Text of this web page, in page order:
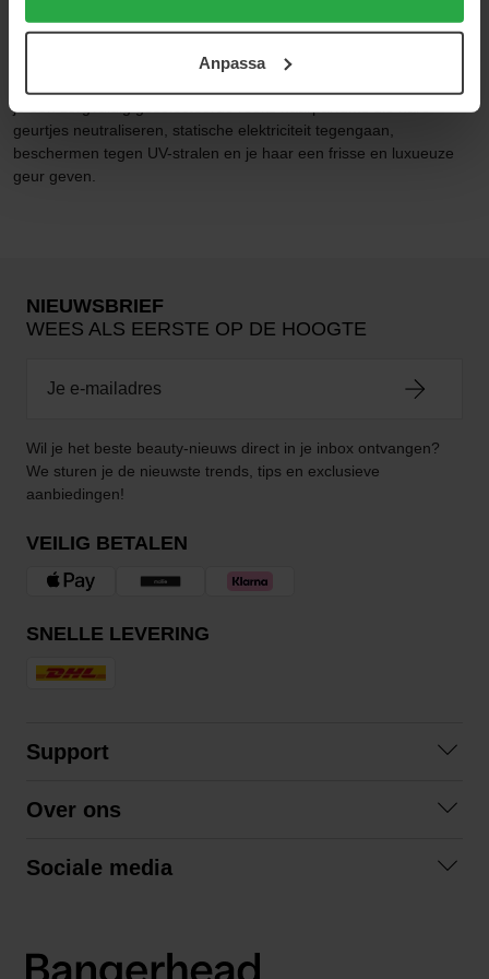
användningen av cookies. Du kan när som helst återkalla
samt vår Integritetspolicy.Anpassa
perfect is om slijtage door zonnestralen tegen te gaan.
Tip! Als je een mildere geur wilt, kun je je haarparfum ook als body
je een zorgvuldig geselecteerde reeks haarparfums die nare
geurtjes neutraliseren, statische elektriciteit tegengaan,
beschermen tegen UV-stralen en je haar een frisse en luxueuze
geur geven.
NIEUWSBRIEF
WEES ALS EERSTE OP DE HOOGTE
Wil je het beste beauty-nieuws direct in je inbox ontvangen?
We sturen je de nieuwste trends, tips en exclusieve
aanbiedingen!
VEILIG BETALEN
SNELLE LEVERING
Support
Retourneren
Over ons
Sociale media
LinkedIn